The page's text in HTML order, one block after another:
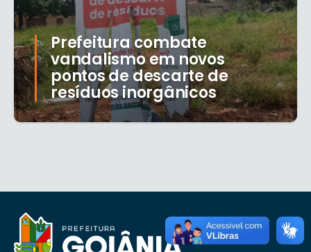
Prefeitura combate
vandalismo em novos
pontos de descarte de
resíduos inorgânicos